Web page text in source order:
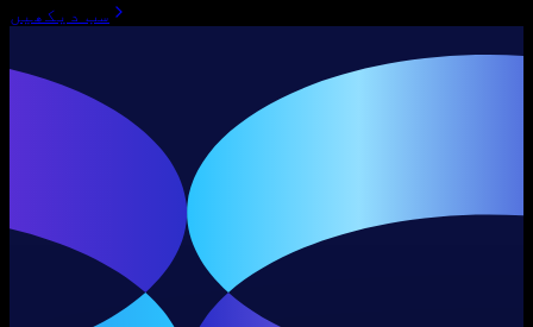
سب دیکھیں